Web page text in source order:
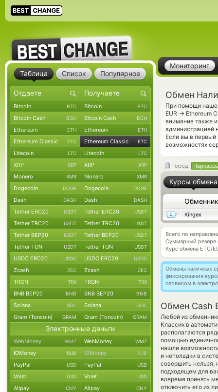
Мониторинг
Обмен
При помощи
EUR → Ethereum
внимание также
администрацией
Если вы в первый
возможностях
Город:
Курсы обмена
Обменник
Kingex
Всего по
Суммарный резерв
Курс обмена ETC/
Обмены наличных
фиксирования
сервисом в
Обмен Cash
Любой из
Классик в
располагаются
помощью
нашли
и неполадки в
совершить нельзя,
подходящем для
вовремя принять
отключить его из
Таблица Список Популярное
Bitcoin BTC Bitcoin BTC
Bitcoin Cash BCH Bitcoin Cash BCH
Ethereum ETH Ethereum ETH
Ethereum Classic ETC Ethereum Classic ETC
Litecoin LTC Litecoin LTC
XRP XRP XRP XRP
Monero XMR Monero XMR
Dogecoin DOGE Dogecoin DOGE
Dash DASH Dash DASH
Tether ERC20 USDT Tether ERC20 USDT
Tether TRC20 USDT Tether TRC20 USDT
Tether BEP20 USDT Tether BEP20 USDT
Tether TON USDT Tether TON USDT
USDC ERC20 USDC USDC ERC20 USDC
Zcash ZEC Zcash ZEC
TRON TRX TRON TRX
BNB BEP20 BNB BNB BEP20 BNB
Solana SOL Solana SOL
Gram (Toncoin) GRAM Gram (Toncoin) GRAM
Электронные деньги
WebMoney WMZ WebMoney WMZ
ЮMoney RUB ЮMoney RUB
PayPal USD PayPal USD
Volet USD Volet USD
Alipay CNY Alipay CNY